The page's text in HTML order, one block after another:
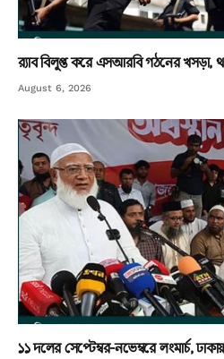
র‌্যাব বিলুপ্ত করে এসআরবি গঠনের খসড়া,
August 6, 2026
১১ দলের সেপ্টেম্বর-নভেম্বরে লংমার্চ,